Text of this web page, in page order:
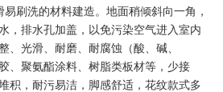
易刷洗的材料建造。地面稍倾斜向一角，
，排水孔加盖，以免污染空气进入室内
、光滑、耐磨、耐腐蚀（酸、碱、
、聚氨酯涂料、树脂类板材等，少接
积，耐污易洁，脚感舒适，花纹款式多